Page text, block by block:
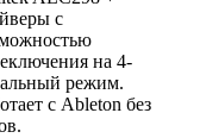
с
на 4-
режим.
с Ableton без